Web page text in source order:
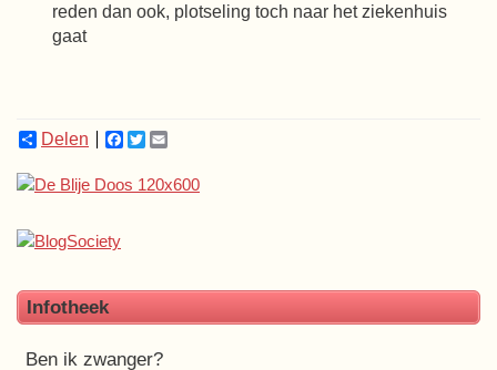
reden dan ook, plotseling toch naar het ziekenhuis
gaat
Delen Facebook
Twitter
Infotheek
Ben ik zwanger?